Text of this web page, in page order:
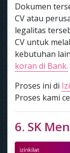
Dokumen
CV atau
legalitas
CV untuk
kebutuhan
koran di Bank.
Proses ini di
Proses kami
6. SK